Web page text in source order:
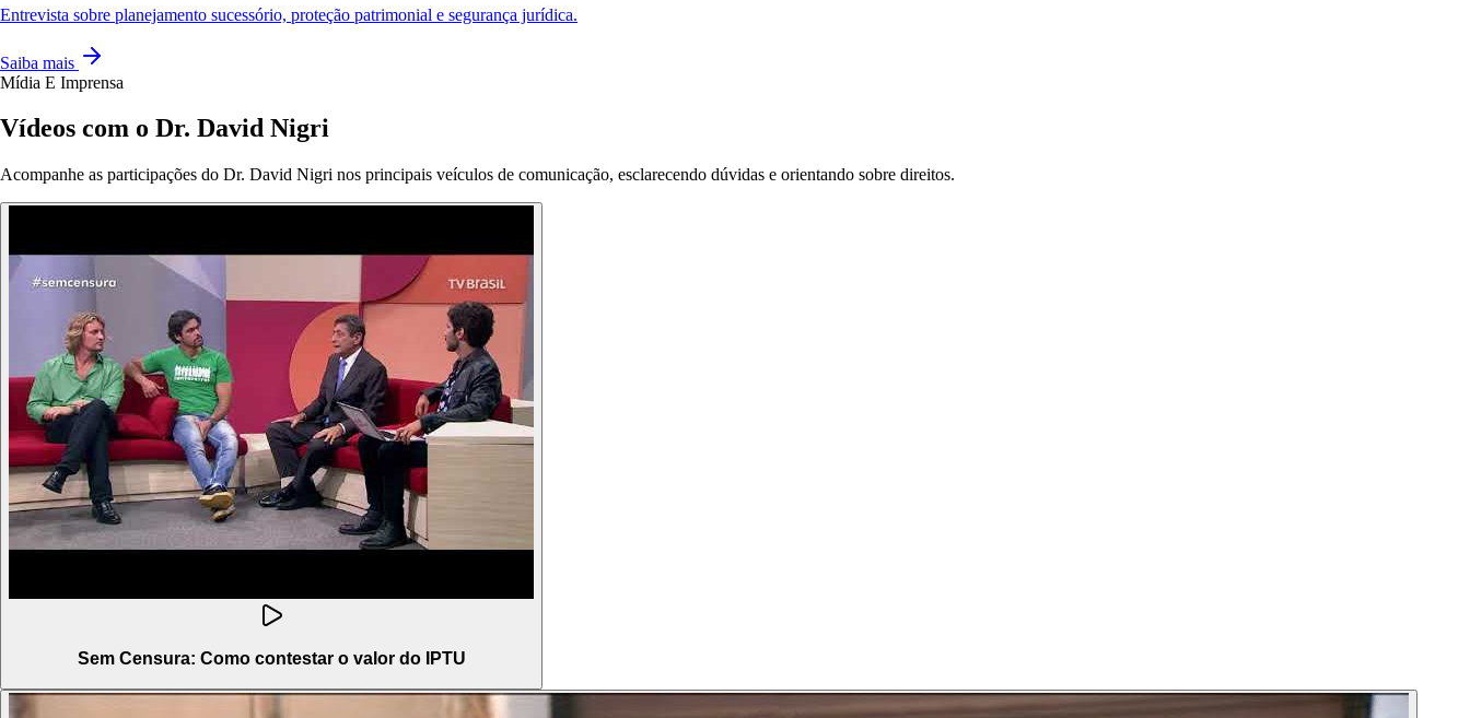
Entrevista sobre planejamento sucessório, proteção patrimonial e segurança jurídica.
Saiba mais
Mídia E Imprensa
Vídeos com o Dr. David Nigri
Acompanhe as participações do Dr. David Nigri nos principais veículos de comunicação, esclarecendo dúvidas e orientando sobre direitos.
Sem Censura: Como contestar o valor do IPTU